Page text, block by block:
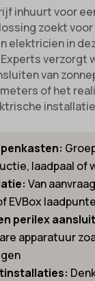
inhuurt voor
zoekt voor
elektricien in
verzorgt
van
of het
laadpaal of
Van
EVBox
perilex
apparatuur